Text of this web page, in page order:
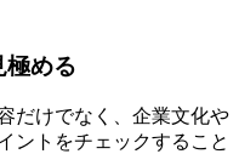
極める
だけでなく、企業文化や
ントをチェックすること